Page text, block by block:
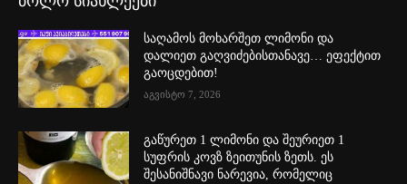
საღამოს მოხარშეთ ლიმონი და
დალიეთ გაღვიძებისთანავე… ეფექტით
გაოცდებით!
აგვისტო 7, 2026
გაწურეთ 1 ლიმონი და შეურიეთ 1
სუფრის კოვზ ზეითუნის ზეთს. ეს
შესანიშნავი ნარევია, რომელიც